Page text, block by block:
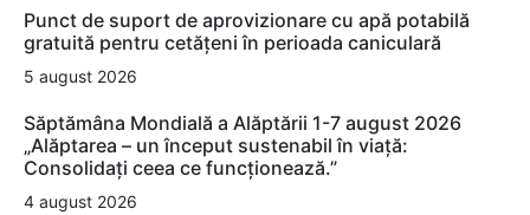
Punct de suport de aprovizionare cu apă potabilă
gratuită pentru cetățeni în perioada caniculară
5 august 2026
Săptămâna Mondială a Alăptării 1-7 august 2026
„Alăptarea – un început sustenabil în viață:
Consolidați ceea ce funcționează.”
4 august 2026